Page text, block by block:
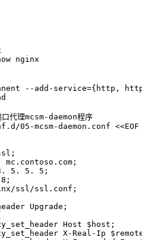
nginx
--add-service={http,
代理mcsm-daemon程序
05-mcsm-daemon.conf <<EOF
mc.contoso.com;
5. 5. 5;
ssl/ssl.conf;
Upgrade;
Host $host;
X-Real-Ip